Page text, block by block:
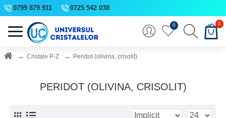
0799 879 911 0725 542 038
0 0
Cristale P-Z Peridot (olivina, crisolit)
PERIDOT (OLIVINA, CRISOLIT)